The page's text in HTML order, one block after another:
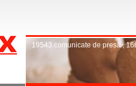
19543 comunicate de presă,